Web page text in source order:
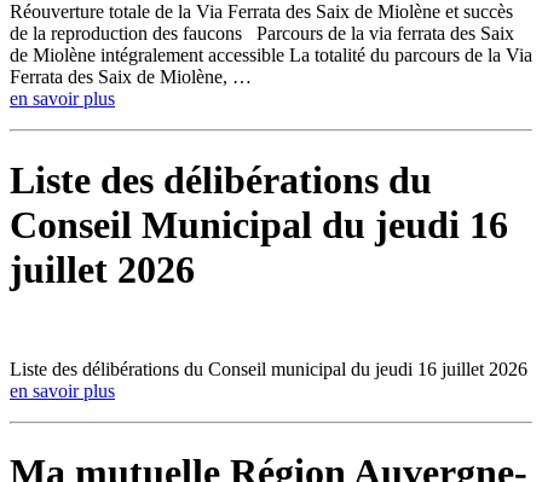
Réouverture totale de la Via Ferrata des Saix de Miolène et succès
de la reproduction des faucons Parcours de la via ferrata des Saix
de Miolène intégralement accessible La totalité du parcours de la Via
Ferrata des Saix de Miolène, …
en savoir plus
Liste des délibérations du
Conseil Municipal du jeudi 16
juillet 2026
Liste des délibérations du Conseil municipal du jeudi 16 juillet 2026
en savoir plus
Ma mutuelle Région Auvergne-